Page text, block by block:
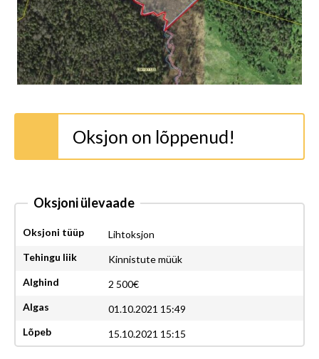
Oksjon on lõppenud!
Oksjoni ülevaade
Oksjoni tüüp
Lihtoksjon
Tehingu liik
Kinnistute müük
Alghind
2 500€
Algas
01.10.2021 15:49
Lõpeb
15.10.2021 15:15